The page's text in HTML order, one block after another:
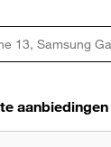
aanbiedingen